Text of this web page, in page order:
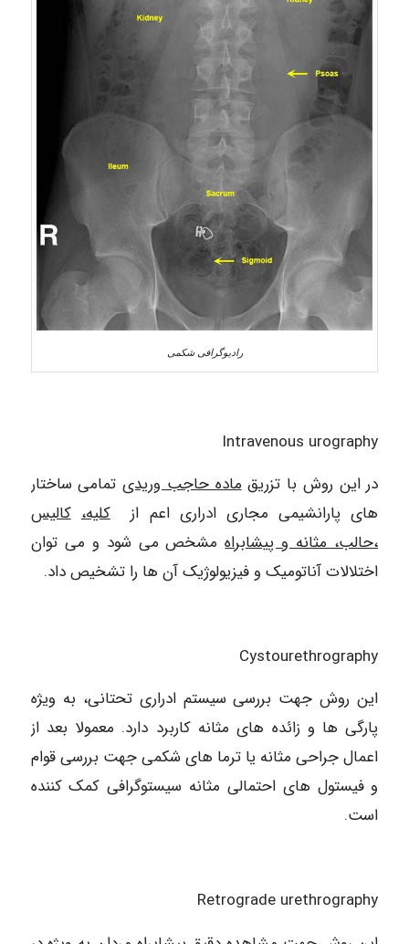
رادیوگرافی شکمی
Intravenous urography
در این روش با تزریقماده حاجب وریدیتمامی ساختار
های پارانشیمی مجاری ادراری اعم ازکلیه، کالیس
،حالب، مثانه و پیشابراهمشخص می شود و می توان
اختلالات آناتومیک و فیزیولوژیک آن ها را تشخیص داد.
Cystourethrography
این روش جهت بررسی سیستم ادراری تحتانی، به ویژه
پارگی ها و زائده های مثانه کاربرد دارد. معمولا بعد از
اعمال جراحی مثانه یا ترما های شکمی جهت بررسی قوام
و فیستول های احتمالی مثانه سیستوگرافی کمک کننده
است.
Retrograde urethrography